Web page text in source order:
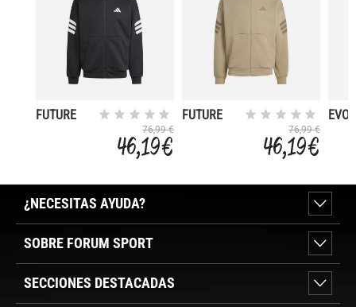
FUTURE
76,99 €
46,19 €
FUTURE
76,99 €
46,19 €
¿NECESITAS AYUDA?
SOBRE FORUM SPORT
SECCIONES DESTACADAS